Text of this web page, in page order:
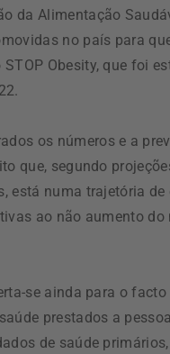
da Alimentação
no país para
Obesity, que foi
os números e a
que, segundo
está numa trajetória
ao não aumento
se ainda para o
prestados a
de saúde